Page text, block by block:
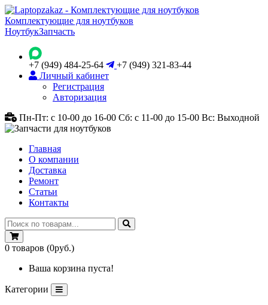
Комплектующие для ноутбуков
НоутбукЗапчасть
+7 (949) 484-25-64
+7 (949) 321-83-44
Личный кабинет
Регистрация
Авторизация
Пн-Пт: с 10-00 до 16-00 Сб: с 11-00 до 15-00 Вс: Выходной
Главная
О компании
Доставка
Ремонт
Статьи
Контакты
0 товаров (0руб.)
Ваша корзина пуста!
Категории